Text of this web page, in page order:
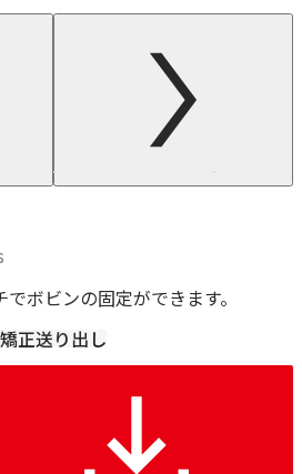
ボビンの固定ができます。
矯正送り出し